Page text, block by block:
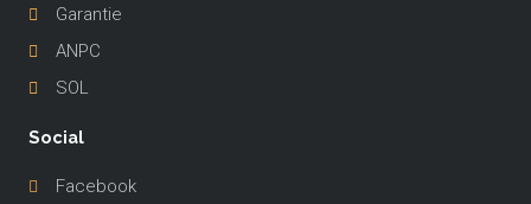
Garantie
ANPC
SOL
Social
Facebook